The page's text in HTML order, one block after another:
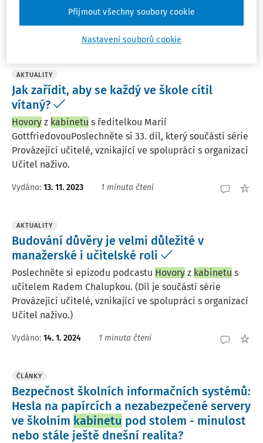
mezinárodních projektech?
18. 10. 2025 1 minuta čtení
AKTUALITY
Jak zařídit, aby se každý ve škole cítil
vítaný?
Hovory z kabinetu s ředitelkou Marií
GottfriedovouPoslechněte si 33. díl, který součástí série
Provázející učitelé, vznikající ve spolupráci s organizací
Učitel naživo.
Vydáno: 13. 11. 2023 1 minuta čtení
AKTUALITY
Budování důvěry je velmi důležité v
manažerské i učitelské roli
Poslechněte si epizodu podcastu Hovory z kabinetu s
učitelem Radem Chalupkou. (Díl je součástí série
Provázející učitelé, vznikající ve spolupráci s organizací
Učitel naživo.)
Vydáno: 14. 1. 2024 1 minuta čtení
ČLÁNKY
Bezpečnost školních informačních systémů:
Hesla na papírcích a nezabezpečené servery
ve školním kabinetu pod stolem - minulost
nebo stále ještě dnešní realita?
Nastavení souborů cookie
Přijmout všechny soubory cookie